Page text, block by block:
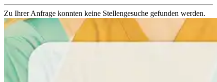
Zu Ihrer Anfrage konnten keine Stellengesuche gefunden werden.